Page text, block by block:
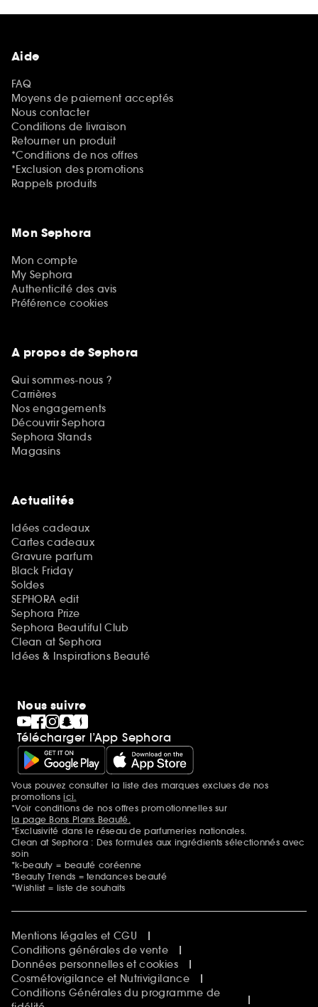
Aide
FAQ
Moyens de paiement acceptés
Nous contacter
Conditions de livraison
Retourner un produit
*Conditions de nos offres
*Exclusion des promotions
Rappels produits
Mon Sephora
Mon compte
My Sephora
Authenticité des avis
Préférence cookies
A propos de Sephora
Qui sommes-nous ?
Carrières
Nos engagements
Découvrir Sephora
Sephora Stands
Magasins
Actualités
Idées cadeaux
Cartes cadeaux
Gravure parfum
Black Friday
Soldes
SEPHORA edit
Sephora Prize
Sephora Beautiful Club
Clean at Sephora
Idées & Inspirations Beauté
Nous suivre
Télécharger l’App Sephora
Mentions additionnelles
Vous pouvez consulter la liste des marques exclues de nos
promotionsici.
*Voir conditions de nos offres promotionnelles sur
la page Bons Plans Beauté.
*Exclusivité dans le réseau de parfumeries nationales.
Clean at Sephora : Des formules aux ingrédients sélectionnés avec
soin
*k-beauty = beauté coréenne
*Beauty Trends = tendances beauté
*Wishlist = liste de souhaits
Mentions légales et CGU
Conditions générales de vente
Données personnelles et cookies
Cosmétovigilance et Nutrivigilance
Conditions Générales du programme de